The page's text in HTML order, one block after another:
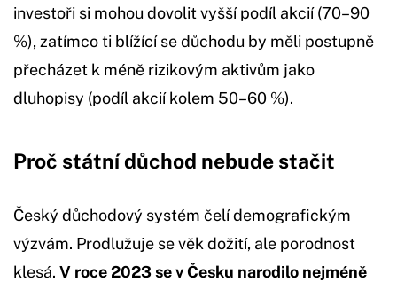
investoři si mohou dovolit vyšší podíl akcií (70–90
%), zatímco ti blížící se důchodu by měli postupně
přecházet k méně rizikovým aktivům jako
dluhopisy (podíl akcií kolem 50–60 %).
Proč státní důchod nebude stačit
Český důchodový systém čelí demografickým
výzvám. Prodlužuje se věk dožití, ale porodnost
klesá. V roce 2023 se v Česku narodilo nejméně